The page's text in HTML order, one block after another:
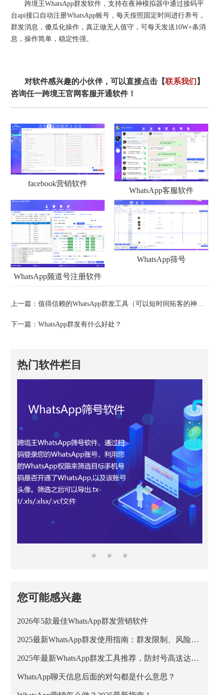
跨境王WhatsApp群发软件，支持在夜神模拟器中通过接码平
台api接口自动注册WhatsApp账号，每天按照固定时间进行养号，
群发消息，傻瓜化操作，真正做无人值守，可每天发送10W+条消
息，操作简单，稳定性强。
对软件感兴趣的小伙伴，可以直接点击【联系我们 】
咨询任一跨境王官网客服开通软件！
facebook营销软件
WhatsApp客服软件
WhatsApp频道号注册软件
WhatsApp筛号
上一篇：值得信赖的WhatsApp群发工具（可以短时间拓客的神器）
下一篇：WhatsApp群发有什么好处？
热门软件栏目
您可能感兴趣
2026年5款最佳WhatsApp群发营销软件
2025最新WhatsApp群发使用指南：群发限制、风险与安全方案解析
2025年最新WhatsApp群发工具推荐，防封号高送达率方案
WhatsApp聊天信息后面的对勾都是什么意思？